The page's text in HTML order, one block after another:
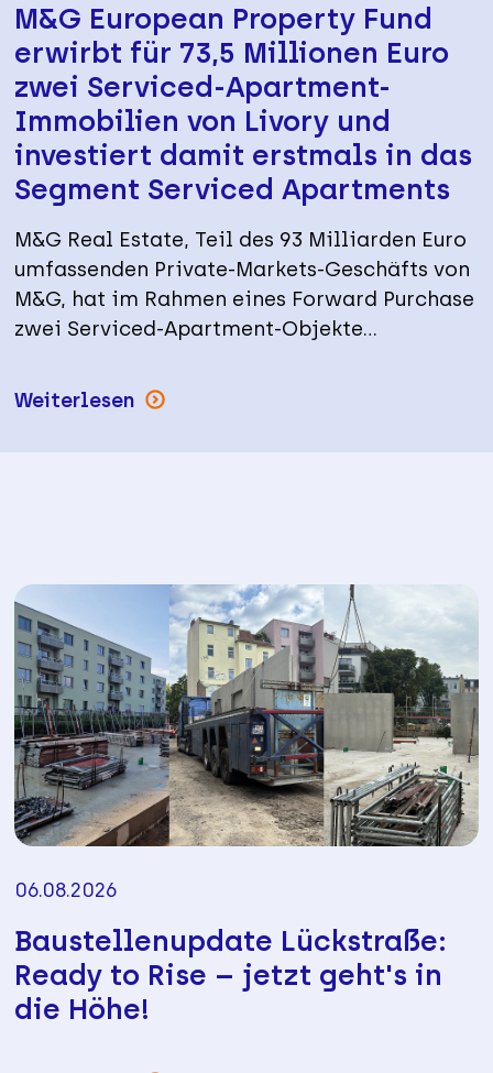
M&G European Property Fund
erwirbt für 73,5 Millionen Euro
zwei Serviced-Apartment-
Immobilien von Livory und
investiert damit erstmals in das
Segment Serviced Apartments
M&G Real Estate, Teil des 93 Milliarden Euro
umfassenden Private-Markets-Geschäfts von
M&G, hat im Rahmen eines Forward Purchase
zwei Serviced-Apartment-Objekte…
Weiterlesen
06.08.2026
Baustellenupdate Lückstraße:
Ready to Rise – jetzt geht's in
die Höhe!